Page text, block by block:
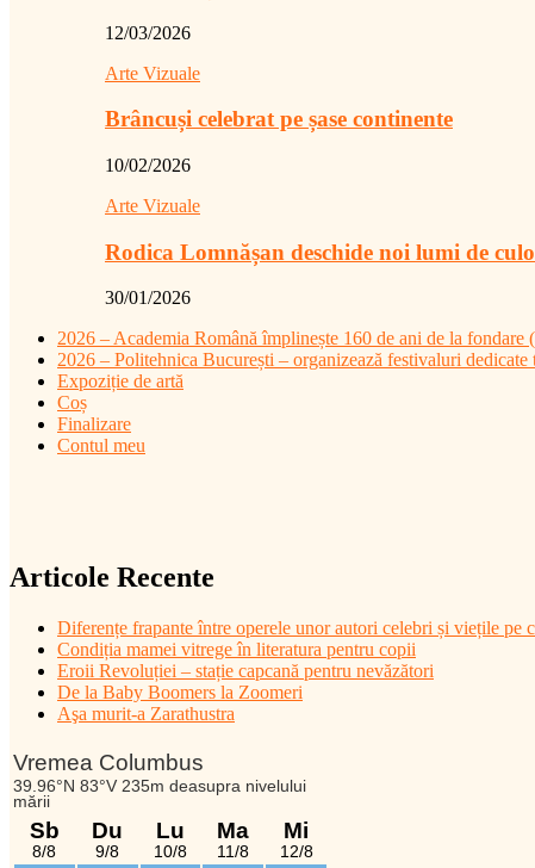
12/03/2026
Arte Vizuale
Brâncuși celebrat pe șase continente
10/02/2026
Arte Vizuale
Rodica Lomnășan deschide noi lumi de
30/01/2026
2026 – Academia Română împlinește 160 de ani de la fondare
2026 – Politehnica București – organizează festivaluri
Expoziție de artă
Coș
Finalizare
Contul meu
Articole Recente
Diferențe frapante între operele unor autori celebri și viețile pe
Condiția mamei vitrege în literatura pentru copii
Eroii Revoluției – stație capcană pentru nevăzători
De la Baby Boomers la Zoomeri
Aşa murit-a Zarathustra